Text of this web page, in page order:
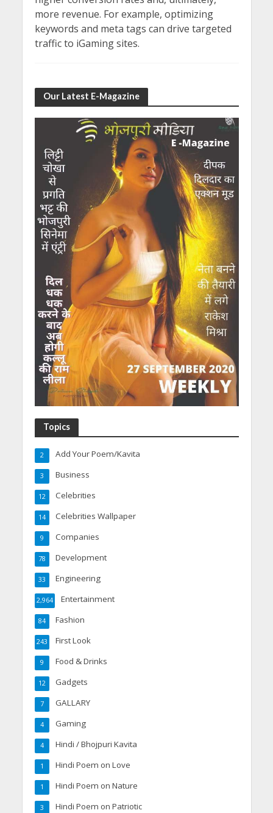
more revenue. For example, optimizing
keywords and meta tags can drive targeted
traffic to iGaming sites.
Our Latest E-Magazine
Topics
Add Your Poem/Kavita
2
Business
3
Celebrities
12
Celebrities Wallpaper
14
Companies
9
Development
78
Engineering
33
Entertainment
2,964
Fashion
84
First Look
243
Food & Drinks
9
Gadgets
12
GALLARY
7
Gaming
4
Hindi / Bhojpuri Kavita
4
Hindi Poem on Love
1
Hindi Poem on Nature
1
Hindi Poem on Patriotic
3